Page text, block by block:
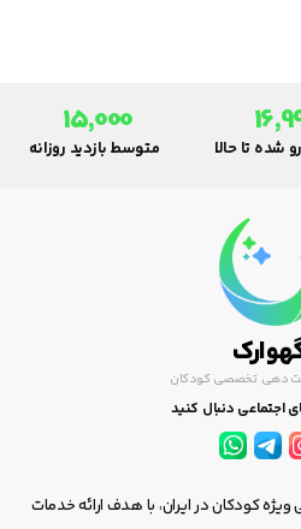
شده تا حالا
15,000
متوسط بازدید روزانه
دهی تخصصی کودکان
اجتماعی دنبال کنید
کودکان در ایران، با هدف ارائه خدمات